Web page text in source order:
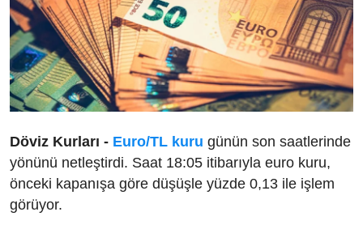
Döviz Kurları - Euro/TL kuru günün son saatlerinde
yönünü netleştirdi. Saat 18:05 itibarıyla euro kuru,
önceki kapanışa göre düşüşle yüzde 0,13 ile işlem
görüyor.